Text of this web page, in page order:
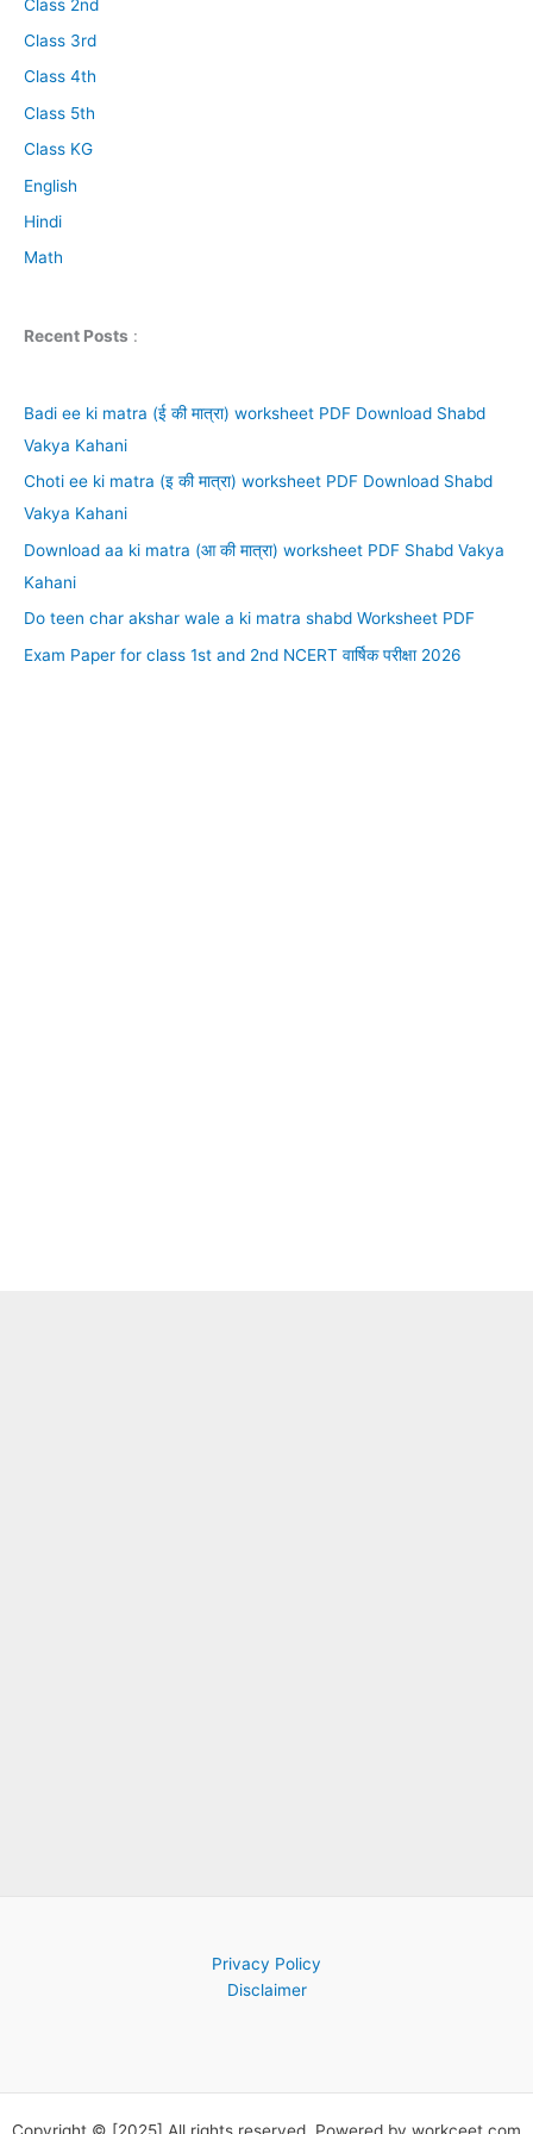
Class 2nd
Class 3rd
Class 4th
Class 5th
Class KG
English
Hindi
Math
Recent Posts :
Badi ee ki matra (ई की मात्रा) worksheet PDF Download Shabd
Vakya Kahani
Choti ee ki matra (इ की मात्रा) worksheet PDF Download Shabd
Vakya Kahani
Download aa ki matra (आ की मात्रा) worksheet PDF Shabd Vakya
Kahani
Do teen char akshar wale a ki matra shabd Worksheet PDF
Exam Paper for class 1st and 2nd NCERT वार्षिक परीक्षा 2026
Privacy Policy
Disclaimer